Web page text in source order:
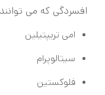
افسردگی که می توانند
امی تریپتیلین
سیتالوپرام
فلوکستین